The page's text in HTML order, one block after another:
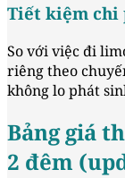
Tiết kiệm chi
So với việc đi
riêng theo
không lo phát
Bảng giá
2 đêm